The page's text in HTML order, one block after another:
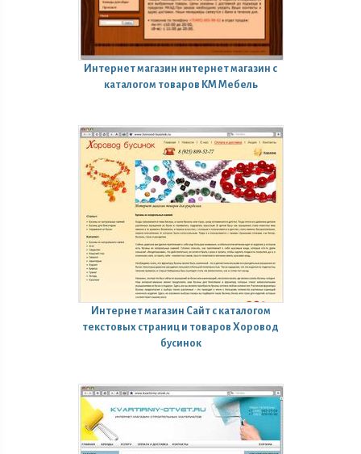
Интернет магазин интернет магазин с
каталогом товаров КМ Мебель
Интернет магазин Сайт с каталогом
текстовых страниц и товаров Хоровод
бусинок